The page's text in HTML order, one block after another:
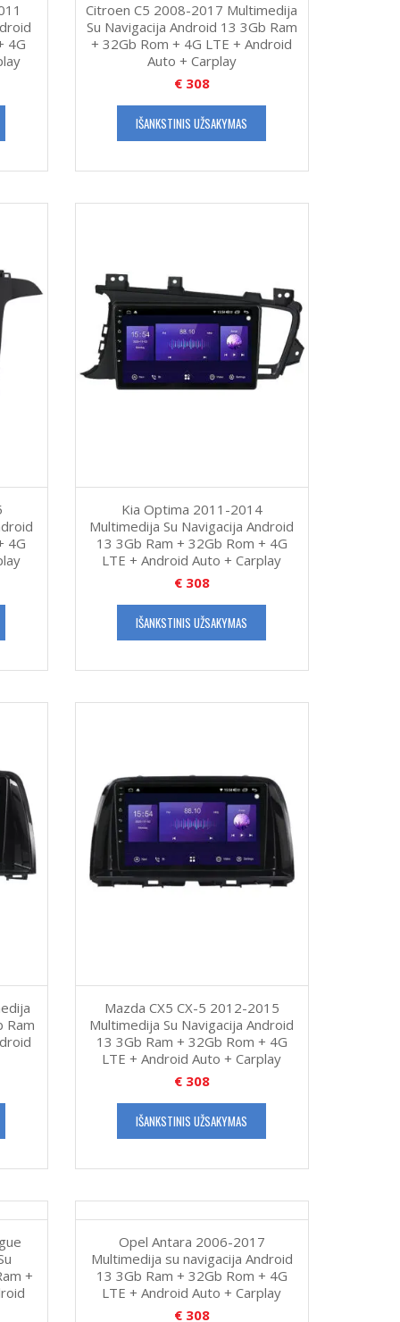
4G
Citroen C5 2008-2017 Multimedija
Su Navigacija Android 13 3Gb Ram
+ 32Gb Rom + 4G LTE + Android
Auto + Carplay
€308
IŠANKSTINIS UŽSAKYMAS
4G
Kia Optima 2011-2014
Multimedija Su Navigacija Android
13 3Gb Ram + 32Gb Rom + 4G
LTE + Android Auto + Carplay
€308
IŠANKSTINIS UŽSAKYMAS
Ram
Mazda CX5 CX-5 2012-2015
Multimedija Su Navigacija Android
13 3Gb Ram + 32Gb Rom + 4G
LTE + Android Auto + Carplay
€308
IŠANKSTINIS UŽSAKYMAS
+
Opel Antara 2006-2017
Multimedija su navigacija Android
13 3Gb Ram + 32Gb Rom + 4G
LTE + Android Auto + Carplay
€308